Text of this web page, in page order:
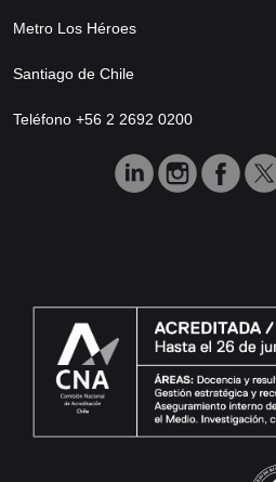
Metro Los Héroes
Santiago de Chile
Teléfono +56 2 2692 0200